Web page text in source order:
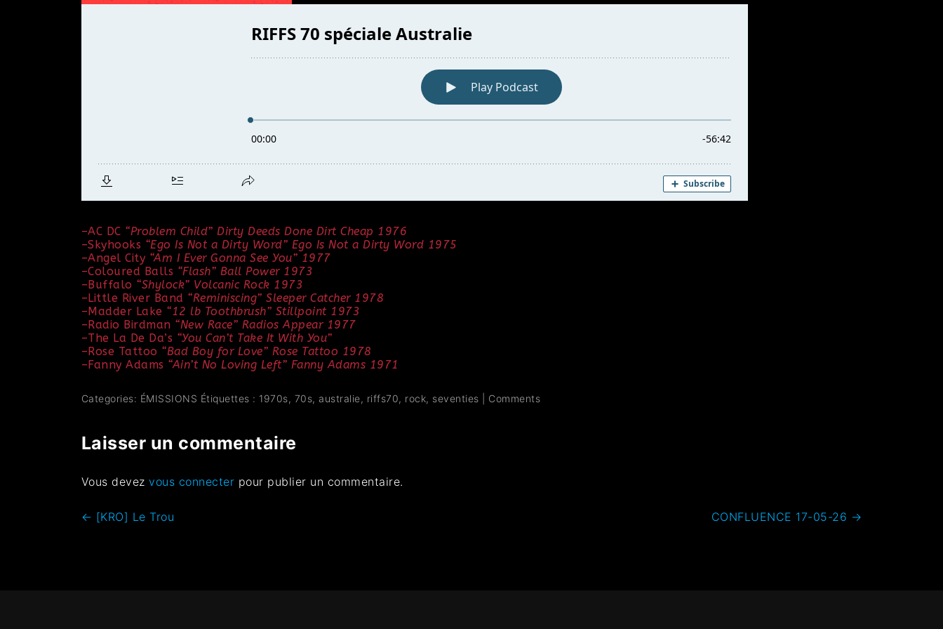
–AC DC “Problem Child” Dirty Deeds Done Dirt Cheap 1976
–Skyhooks “Ego Is Not a Dirty Word” Ego Is Not a Dirty Word 1975
–Angel City “Am I Ever Gonna See You” 1977
–Coloured Balls “Flash” Ball Power 1973
–Buffalo “Shylock” Volcanic Rock 1973
–Little River Band “Reminiscing” Sleeper Catcher 1978
–Madder Lake “12 lb Toothbrush” Stillpoint 1973
–Radio Birdman “New Race” Radios Appear 1977
–The La De Da’s “You Can’t Take It With You”
–Rose Tattoo “Bad Boy for Love” Rose Tattoo 1978
–Fanny Adams “Ain’t No Loving Left” Fanny Adams 1971
Categories: ÉMISSIONS Étiquettes : 1970s, 70s, australie, riffs70, rock, seventies Comments
Laisser un commentaire
Vous devezvous connecter pour publier un commentaire.
← [KRO] Le Trou CONFLUENCE 17-05-26 →